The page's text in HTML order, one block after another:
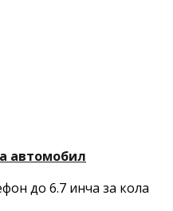
автомобил
до 6.7 инча за кола